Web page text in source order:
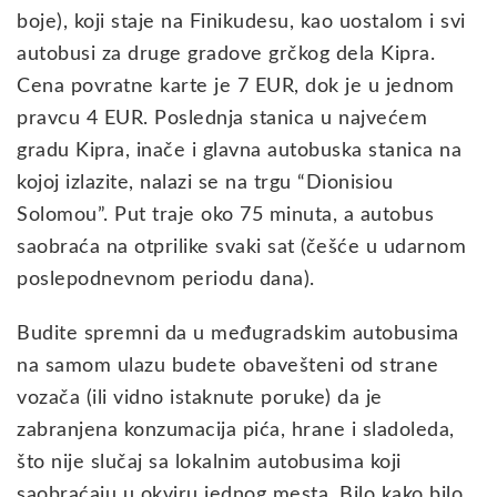
boje), koji staje na Finikudesu, kao uostalom i svi
autobusi za druge gradove grčkog dela Kipra.
Cena povratne karte je 7 EUR, dok je u jednom
pravcu 4 EUR. Poslednja stanica u najvećem
gradu Kipra, inače i glavna autobuska stanica na
kojoj izlazite, nalazi se na trgu “Dionisiou
Solomou”. Put traje oko 75 minuta, a autobus
saobraća na otprilike svaki sat (češće u udarnom
poslepodnevnom periodu dana).
Budite spremni da u međugradskim autobusima
na samom ulazu budete obavešteni od strane
vozača (ili vidno istaknute poruke) da je
zabranjena konzumacija pića, hrane i sladoleda,
što nije slučaj sa lokalnim autobusima koji